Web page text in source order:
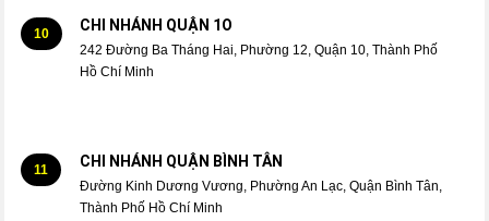
10 CHI NHÁNH QUẬN 1O
242 Đường Ba Tháng Hai, Phường 12, Quận 10, Thành Phố
Hồ Chí Minh
11 CHI NHÁNH QUẬN BÌNH TÂN
Đường Kinh Dương Vương, Phường An Lạc, Quận Bình Tân,
Thành Phố Hồ Chí Minh